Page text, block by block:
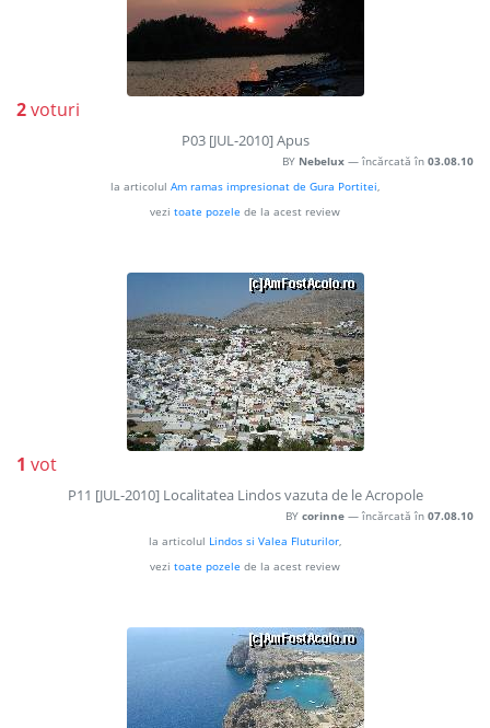
2voturi
P03 [JUL-2010] Apus
BY Nebelux — încărcată în 03.08.10
la articolul Am ramas impresionat de Gura Portitei,
vezi toate pozele de la acest review
1 vot
P11 [JUL-2010] Localitatea Lindos vazuta de le Acropole
BY corinne — încărcată în 07.08.10
la articolul Lindos si Valea Fluturilor,
vezi toate pozele de la acest review